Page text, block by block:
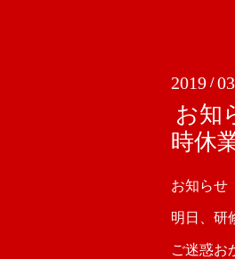
2019 /03
お知
時休
お知らせ
明日、研
ご迷惑お